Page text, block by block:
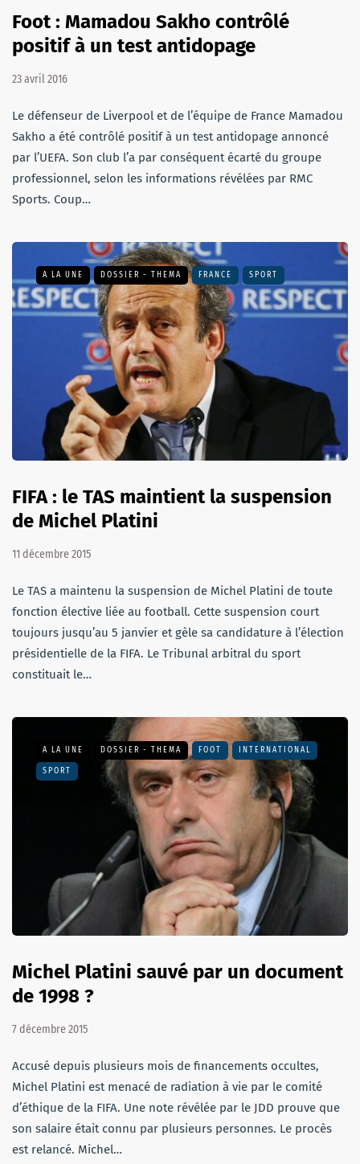
Foot : Mamadou Sakho contrôlé
positif à un test antidopage
23 avril 2016
Le défenseur de Liverpool et de l’équipe de France Mamadou
Sakho a été contrôlé positif à un test antidopage annoncé
par l’UEFA. Son club l’a par conséquent écarté du groupe
professionnel, selon les informations révélées par RMC
Sports. Coup…
A LA UNE DOSSIER - THEMA FRANCE SPORT
FIFA : le TAS maintient la suspension
de Michel Platini
11 décembre 2015
Le TAS a maintenu la suspension de Michel Platini de toute
fonction élective liée au football. Cette suspension court
toujours jusqu’au 5 janvier et gèle sa candidature à l’élection
présidentielle de la FIFA. Le Tribunal arbitral du sport
constituait le…
A LA UNE DOSSIER - THEMA FOOT INTERNATIONAL
SPORT
Michel Platini sauvé par un document
de 1998 ?
7 décembre 2015
Accusé depuis plusieurs mois de financements occultes,
Michel Platini est menacé de radiation à vie par le comité
d’éthique de la FIFA. Une note révélée par le JDD prouve que
son salaire était connu par plusieurs personnes. Le procès
est relancé. Michel…